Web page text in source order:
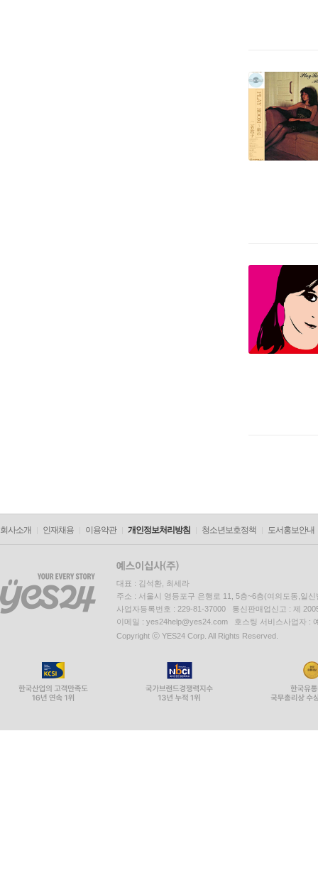
회사소개 인재채용 이용약관 개인정보처리방침 청소년보호정책 도서홍보안내
대표 : 김석환, 최세라
주소 : 서울시 영등포구 은행로 11, 5층~6층(여의도동,일신
사업자등록번호 : 229-81-37000 통신판매업신고 : 제
이메일 : yes24help@yes24.com 호스팅 서비스사업자 :
Copyright ⓒ YES24 Corp. All Rights Reserved.